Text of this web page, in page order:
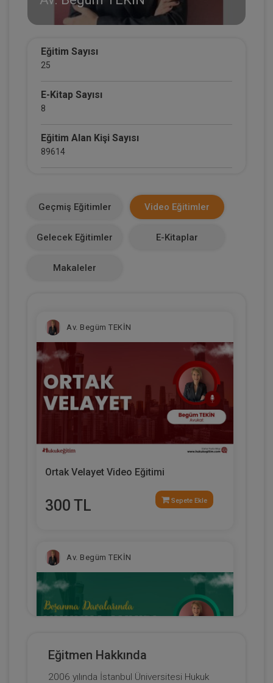
Eğitim Sayısı
25
E-Kitap Sayısı
8
Eğitim Alan Kişi Sayısı
89614
0
Geçmiş Eğitimler Video Eğitimler
Gelecek Eğitimler E-Kitaplar
Makaleler
Av. Begüm TEKİN
Ortak Velayet Video Eğitimi
300 TL Sepete Ekle
Av. Begüm TEKİN
Eğitmen Hakkında
2006 yılında İstanbul Üniversitesi Hukuk